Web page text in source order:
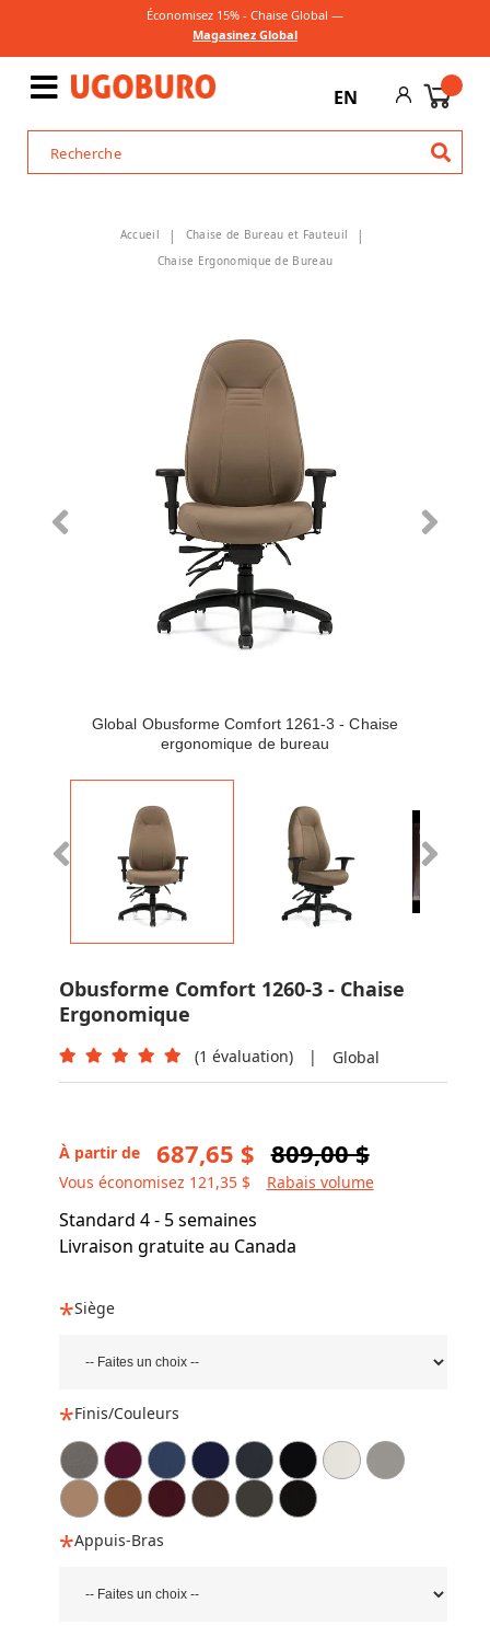
Économisez 15% - Chaise Global —
Magasinez Global
EN
Accueil
Chaise de Bureau et Fauteuil
Chaise Ergonomique de Bureau
Global Obusforme Comfort 1261-3 - Chaise
ergonomique de bureau
Obusforme Comfort 1260-3 - Chaise
Ergonomique
(1 évaluation) | Global
À partir de 687,65 $ 809,00 $
Vous économisez 121,35 $ Rabais volume
Standard 4 - 5 semaines
Livraison gratuite au Canada
Siège
Finis/Couleurs
Appuis-Bras